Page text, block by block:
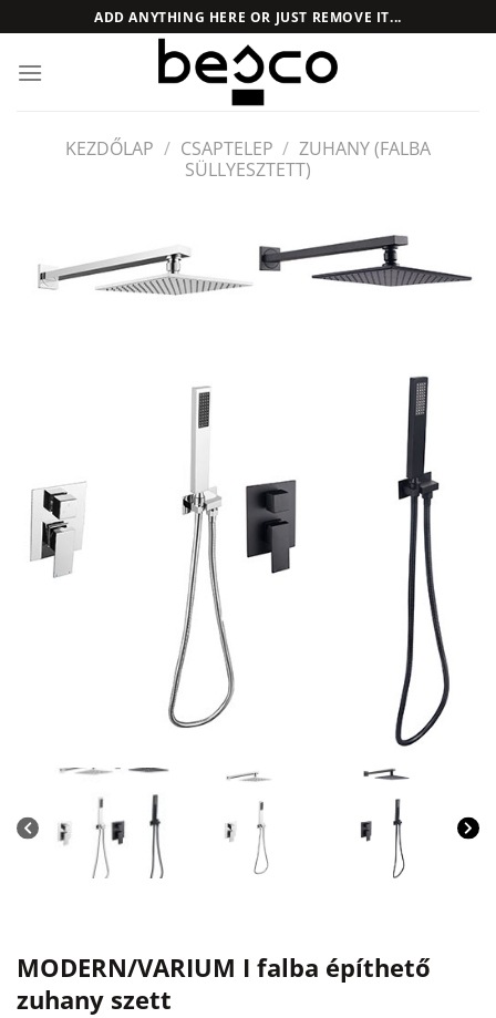
to
content
ADD ANYTHING HERE OR JUST REMOVE IT...
KEZDŐLAP / CSAPTELEP / ZUHANY (FALBA
SÜLLYESZTETT)
MODERN/VARIUM I falba építhető
zuhany szett